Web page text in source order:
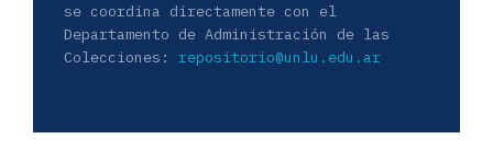
se coordina directamente con el
Departamento de Administración de las
Colecciones: repositorio@unlu.edu.ar